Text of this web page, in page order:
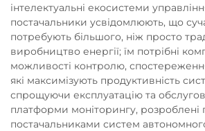
інтелектуальні екосистеми
постачальники усвідомлюють, що
потребують більшого, ніж просто
виробництво енергії; їм потрібні
можливості контролю, спостереження
які максимізують продуктивність
спрощуючи експлуатацію та
платформи моніторингу, розроблені
постачальниками систем